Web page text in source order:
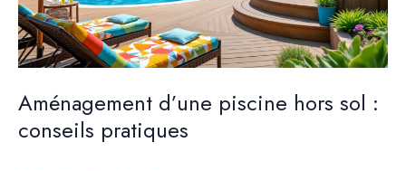
Aménagement d’une piscine hors sol :
conseils pratiques